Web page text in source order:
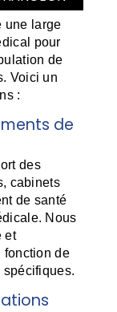
une large
pour
de
Voici un
:
de
des
cabinets
de santé
Nous
et
fonction de
spécifiques.